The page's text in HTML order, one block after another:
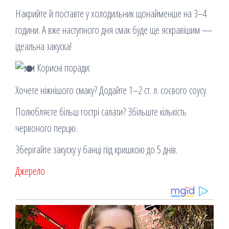
Накрийте й поставте у холодильник щонайменше на 3–4
години. А вже наступного дня смак буде ще яскравішим —
ідеальна закуска!
Корисні поради:
Хочете ніжнішого смаку? Додайте 1–2 ст. л. соєвого соусу.
Полюбляєте більш гострі салати? Збільште кількість
червоного перцю.
Зберігайте закуску у банці під кришкою до 5 днів.
Джерело